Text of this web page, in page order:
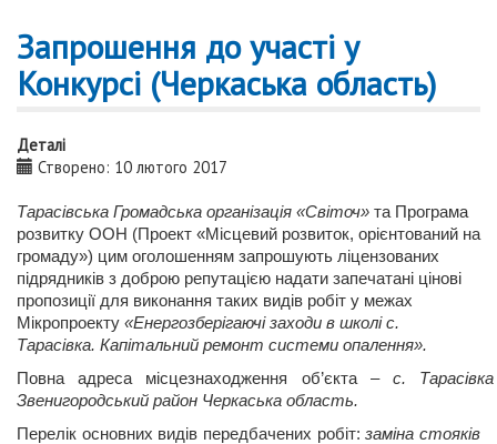
Запрошення до участі у
Конкурсі (Черкаська область)
Деталі
Створено: 10 лютого 2017
Тарасівська Громадська організація «Світоч» та Програма
розвитку ООН (Проект «Місцевий розвиток, орієнтований на
громаду») цим оголошенням запрошують ліцензованих
підрядників з доброю репутацією надати запечатані цінові
пропозиції для виконання таких видів робіт у межах
Мікропроекту «Енергозберігаючі заходи в школі с.
Тарасівка. Капітальний ремонт системи опалення».
Повна адреса місцезнаходження об’єкта –с. Тарасівка
Звенигородський район Черкаська область.
Перелік основних видів передбачених робіт:заміна стояків